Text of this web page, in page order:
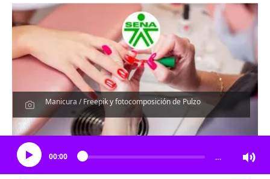
Manicura / Freepik y fotocomposición de Pulzo
Escucha el artículo
00:00 …